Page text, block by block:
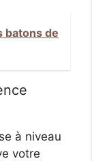
batons de
à niveau
votre